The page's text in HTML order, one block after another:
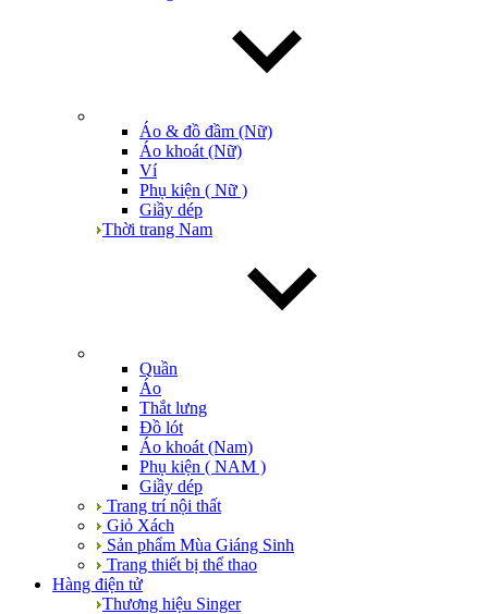
Áo & đồ đầm (Nữ)
Áo khoát (Nữ)
Ví
Phụ kiện ( Nữ )
Giầy dép
Thời trang Nam
Quần
Áo
Thắt lưng
Đồ lót
Áo khoát (Nam)
Phụ kiện ( NAM )
Giầy dép
Trang trí nội thất
Giỏ Xách
Sản phẩm Mùa Giáng Sinh
Trang thiết bị thể thao
Hàng điện tử
Thương hiệu Singer